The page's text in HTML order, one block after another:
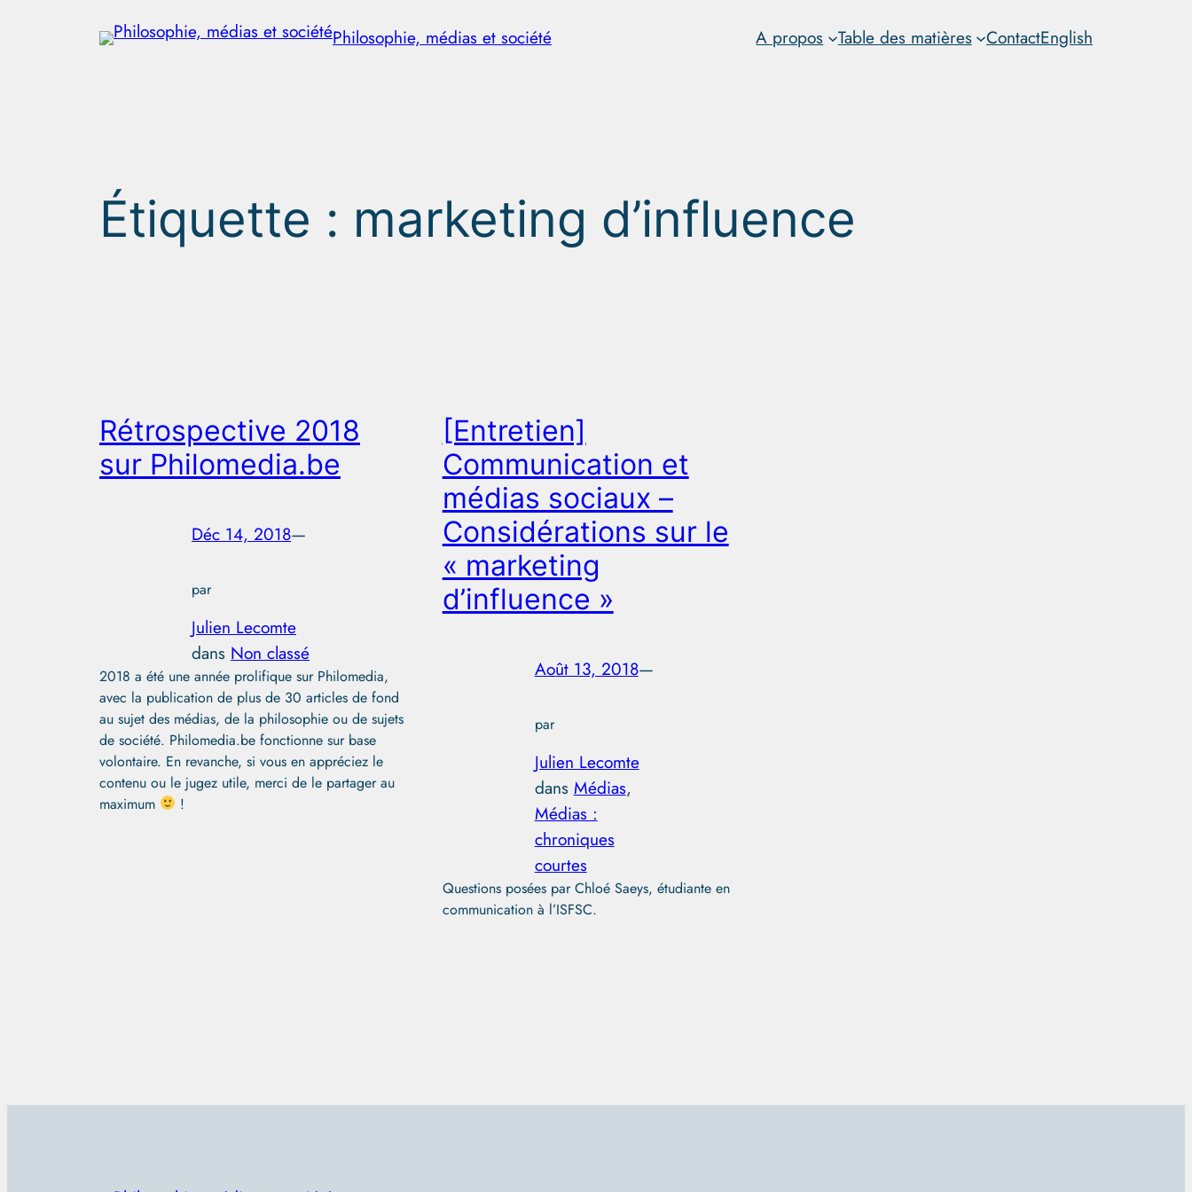
Philosophie, médias et société A propos Table des matières ContactEnglish
Étiquette : marketing d’influence
Rétrospective 2018
sur Philomedia.be
Déc 14, 2018—
par
Julien Lecomte
dans Non classé
2018 a été une année prolifique sur Philomedia,
avec la publication de plus de 30 articles de fond
au sujet des médias, de la philosophie ou de sujets
de société. Philomedia.be fonctionne sur base
volontaire. En revanche, si vous en appréciez le
contenu ou le jugez utile, merci de le partager au
maximum
!
[Entretien]
Communication et
médias sociaux –
Considérations sur le
« marketing
d’influence »
Août 13, 2018—
par
Julien Lecomte
dans Médias
Médias :
chroniques
courtes
Questions posées par Chloé Saeys, étudiante en
communication à l’ISFSC.